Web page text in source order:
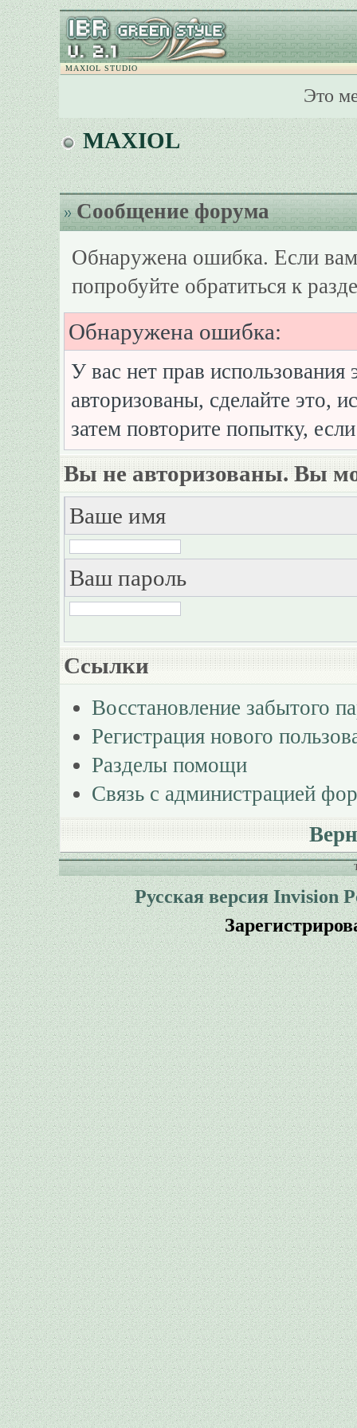
MAXIOL STUDIO
Это
MAXIOL
Сообщение форума
Обнаружена ошибка. Если
попробуйте обратиться к
Обнаружена ошибка:
У вас нет прав
авторизованы, сделайте это,
затем повторите попытку,
Вы не авторизованы. Вы
Ваше имя
Ваш пароль
Ссылки
Восстановление забытого
Регистрация нового
Разделы помощи
Связь с администрацией
Русская версия Invision